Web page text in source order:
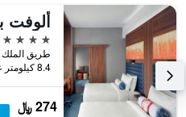
4 نجوم
8.4 كيلومتر عن وسط المدينة
274 ﷼